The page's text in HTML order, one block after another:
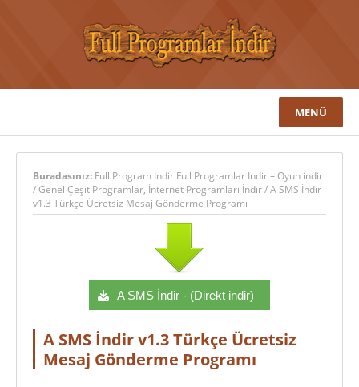
MENÜ
Buradasınız: Full Program İndir Full Programlar İndir – Oyun indir
/Genel Çeşit Programlar, İnternet Programları İndir/A SMS İndir
v1.3 Türkçe Ücretsiz Mesaj Gönderme Programı
A SMS İndir - (Direkt indir)
A SMS İndir v1.3 Türkçe Ücretsiz
Mesaj Gönderme Programı